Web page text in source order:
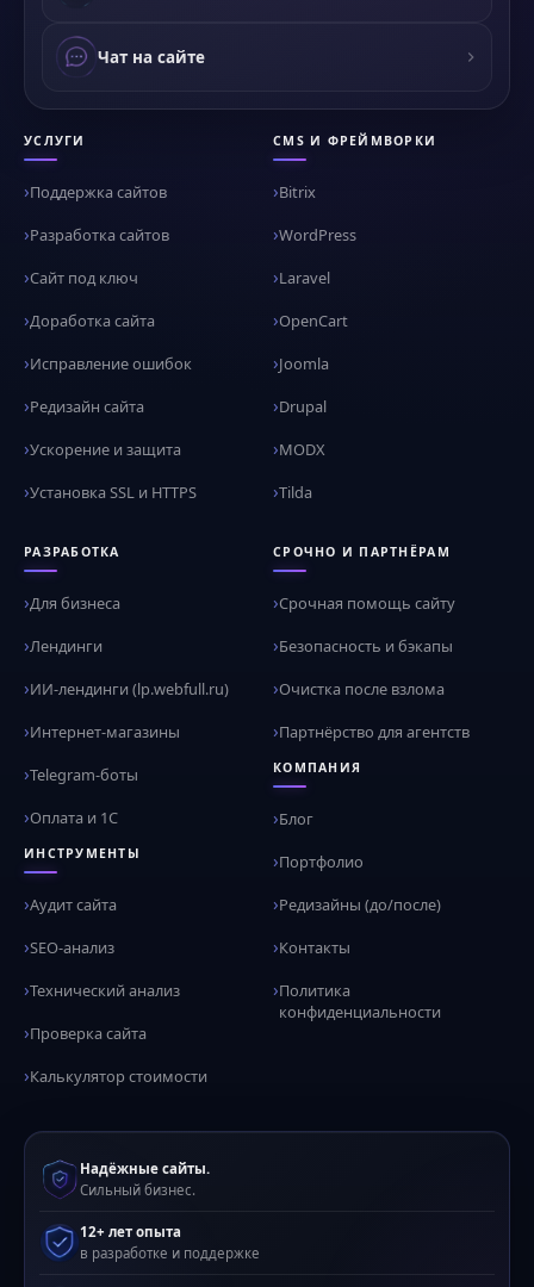
Чат на сайте
УСЛУГИ
Поддержка сайтов
Разработка сайтов
Сайт под ключ
Доработка сайта
Исправление ошибок
Редизайн сайта
Ускорение и защита
Установка SSL и HTTPS
CMS И ФРЕЙМВОРКИ
Bitrix
WordPress
Laravel
OpenCart
Joomla
Drupal
MODX
Tilda
РАЗРАБОТКА
Для бизнеса
Лендинги
ИИ-лендинги (lp.webfull.ru)
Интернет-магазины
Telegram-боты
Оплата и 1С
ИНСТРУМЕНТЫ
Аудит сайта
SEO-анализ
Технический анализ
Проверка сайта
Калькулятор стоимости
СРОЧНО И ПАРТНЁРАМ
Срочная помощь сайту
Безопасность и бэкапы
Очистка после взлома
Партнёрство для агентств
КОМПАНИЯ
Блог
Портфолио
Редизайны (до/после)
Контакты
Политика
конфиденциальности
Надёжные сайты.
Сильный бизнес.
12+ лет опыта
в разработке и поддержке